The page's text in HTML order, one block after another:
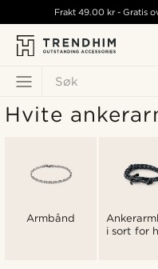
Søk
Frakt49.00 kr - Gratis
Hvite
Armbånd
i sort for